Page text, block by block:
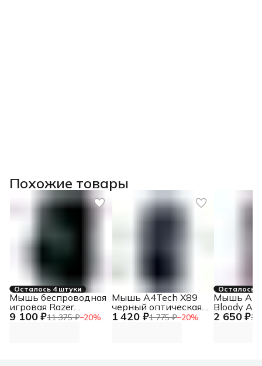
Похожие товары
Осталось 4 штуки
9 100 ₽11 375 ₽−20%
Мышь беспроводная
игровая Razer
Basilisk Mobile Mouse
1 420 ₽1 775 ₽−20%
Мышь A4Tech X89
черный оптическая
2400dpi USB 8but
Осталось
2 650 ₽3
Мышь
Bloody